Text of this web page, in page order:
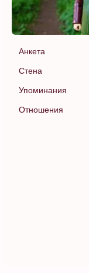
Анкета
Стена
Упоминания
Отношения